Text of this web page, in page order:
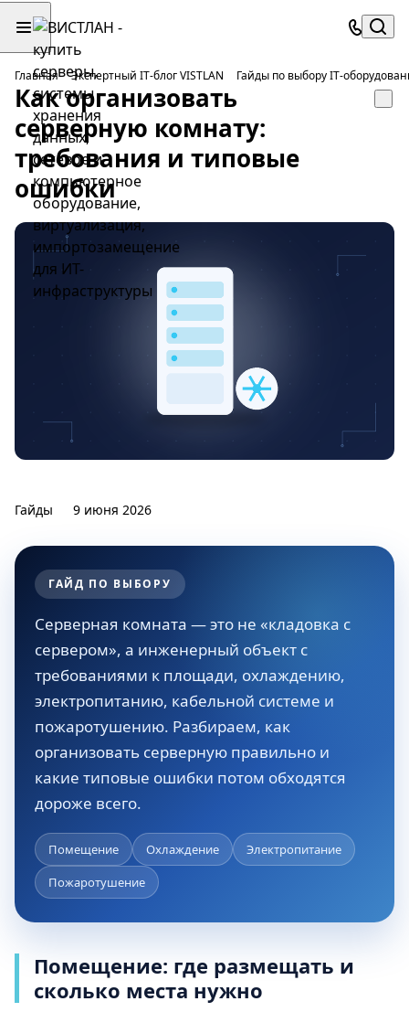
Главная Экспертный IT-блог VISTLAN Гайды по выбору IT-
Как организовать
серверную комнату:
требования и типовые
ошибки
Гайды 9 июня 2026
ГАЙД ПО ВЫБОРУ
Серверная комната — это не «кладовка с
сервером», а инженерный объект с
требованиями к площади, охлаждению,
электропитанию, кабельной системе и
пожаротушению. Разбираем, как
организовать серверную правильно и
какие типовые ошибки потом обходятся
дороже всего.
Помещение Охлаждение
Электропитание
Пожаротушение
Помещение: где размещать и
сколько места нужно